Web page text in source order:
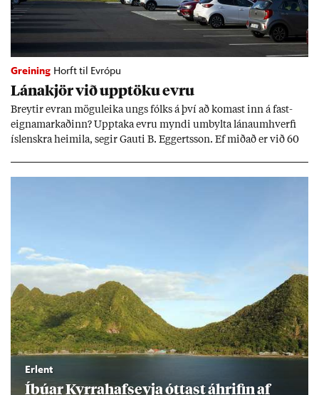
Greining Horft til Evrópu
Lána­kjör við upp­töku evru
Breyt­ir evr­an mögu­leika ungs fólks á því að kom­ast inn á fast­
eigna­mark­að­inn? Upp­taka evru myndi um­bylta lánaum­hverfi
ís­lenskra heim­ila, seg­ir Gauti B. Eggerts­son. Ef mið­að er við 60
Erlent
Íbú­ar Kyrra­hafs­eyja ótt­ast áhrif­in af